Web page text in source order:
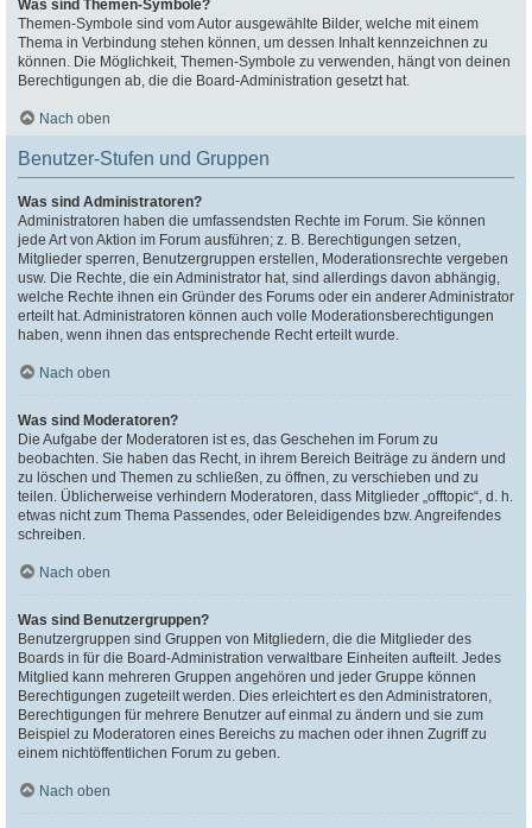
Was sind Themen-Symbole?
Themen-Symbole sind vom Autor ausgewählte Bilder, welche mit einem
Thema in Verbindung stehen können, um dessen Inhalt kennzeichnen zu
können. Die Möglichkeit, Themen-Symbole zu verwenden, hängt von deinen
Berechtigungen ab, die die Board-Administration gesetzt hat.
Nach oben
Benutzer-Stufen und Gruppen
Was sind Administratoren?
Administratoren haben die umfassendsten Rechte im Forum. Sie können
jede Art von Aktion im Forum ausführen; z. B. Berechtigungen setzen,
Mitglieder sperren, Benutzergruppen erstellen, Moderationsrechte vergeben
usw. Die Rechte, die ein Administrator hat, sind allerdings davon abhängig,
welche Rechte ihnen ein Gründer des Forums oder ein anderer Administrator
erteilt hat. Administratoren können auch volle Moderationsberechtigungen
haben, wenn ihnen das entsprechende Recht erteilt wurde.
Nach oben
Was sind Moderatoren?
Die Aufgabe der Moderatoren ist es, das Geschehen im Forum zu
beobachten. Sie haben das Recht, in ihrem Bereich Beiträge zu ändern und
zu löschen und Themen zu schließen, zu öffnen, zu verschieben und zu
teilen. Üblicherweise verhindern Moderatoren, dass Mitglieder „offtopic“, d. h.
etwas nicht zum Thema Passendes, oder Beleidigendes bzw. Angreifendes
schreiben.
Nach oben
Was sind Benutzergruppen?
Benutzergruppen sind Gruppen von Mitgliedern, die die Mitglieder des
Boards in für die Board-Administration verwaltbare Einheiten aufteilt. Jedes
Mitglied kann mehreren Gruppen angehören und jeder Gruppe können
Berechtigungen zugeteilt werden. Dies erleichtert es den Administratoren,
Berechtigungen für mehrere Benutzer auf einmal zu ändern und sie zum
Beispiel zu Moderatoren eines Bereichs zu machen oder ihnen Zugriff zu
einem nichtöffentlichen Forum zu geben.
Nach oben